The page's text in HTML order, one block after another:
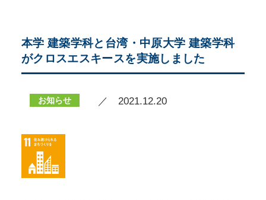
本学 建築学科と台湾・中原大学 建築学科
がクロスエスキースを実施しました
お知らせ ／ 2021.12.20